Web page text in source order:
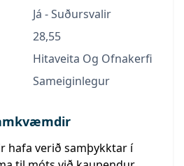
Já - Suðursvalir
28,55
Hitaveita Og Ofnakerfi
Sameiginlegur
hafa verið samþykktar í